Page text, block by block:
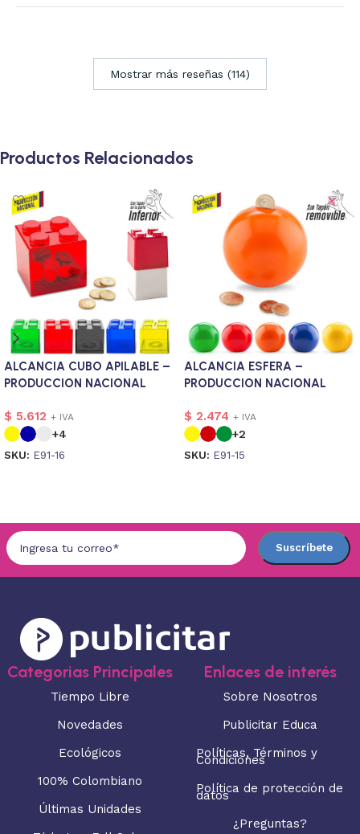
Mostrar más reseñas (114)
Productos Relacionados
ALCANCIA CUBO APILABLE –
PRODUCCION NACIONAL
$ 5.612 + IVA
+4
SKU: E91-16
ALCANCIA ESFERA –
PRODUCCION NACIONAL
$ 2.474 + IVA
+2
SKU: E91-15
Categorias Principales
Tiempo Libre
Novedades
Ecológicos
100% Colombiano
Últimas Unidades
Enlaces de interés
Sobre Nosotros
Publicitar Educa
Políticas, Términos y
Condiciones
Política de protección de
datos
¿Preguntas?